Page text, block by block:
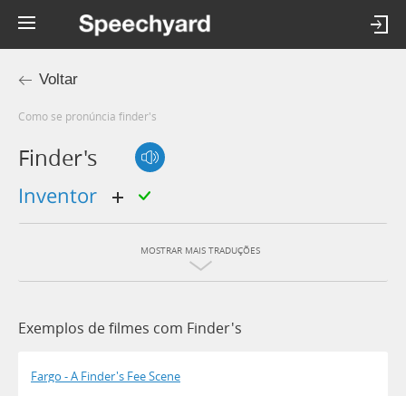
Voltar
Como se pronúncia finder's
Finder's
inventor
MOSTRAR MAIS TRADUÇÕES
Exemplos de filmes com Finder's
Fargo - A Finder's Fee Scene